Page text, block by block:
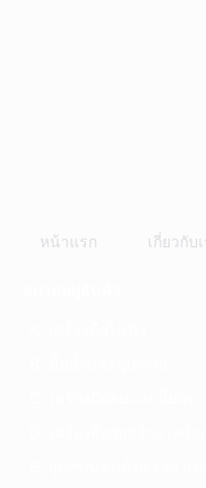
หน้าแรก เกี่ยวกับ
D. เครื่องมือก่อสร้าง-เครื่